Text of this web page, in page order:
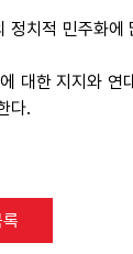
치적 민주화에
대한 지지와 연
다.